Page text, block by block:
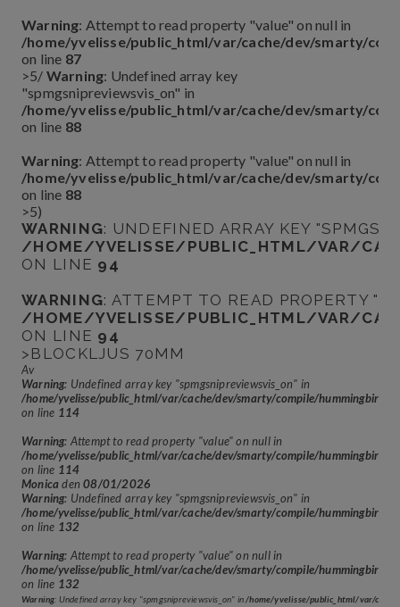
Warning: Attempt to read property "value" on null in
/home/yvelisse/public_html/var/cache/dev/smarty/
on line 87
>5/ Warning: Undefined array key
"spmgsnipreviewsvis_on" in
/home/yvelisse/public_html/var/cache/dev/smarty/
on line 88
Warning: Attempt to read property "value" on null in
/home/yvelisse/public_html/var/cache/dev/smarty/
on line 88
>5)
WARNING: UNDEFINED ARRAY KEY
/HOME/YVELISSE/PUBLIC_HTML/VAR/
ON LINE 94
WARNING: ATTEMPT TO READ PROPERTY
/HOME/YVELISSE/PUBLIC_HTML/VAR/
ON LINE 94
>BLOCKLJUS 70MM
Av
Warning: Undefined array key "spmgsnipreviewsvis_on" in
/home/yvelisse/public_html/var/cache/dev/smarty/compile/
on line 114
Warning: Attempt to read property "value" on null in
/home/yvelisse/public_html/var/cache/dev/smarty/compile/
on line 114
Monicaden08/01/2026
Warning: Undefined array key "spmgsnipreviewsvis_on" in
/home/yvelisse/public_html/var/cache/dev/smarty/compile/
on line 132
Warning: Attempt to read property "value" on null in
/home/yvelisse/public_html/var/cache/dev/smarty/compile/
on line 132
Warning: Undefined array key "spmgsnipreviewsvis_on" in/home/yvelisse/public_html/var/